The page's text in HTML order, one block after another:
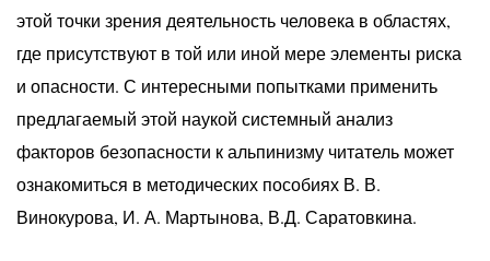
этой точки зрения деятельность человека в областях,
где присутствуют в той или иной мере элементы риска
и опасности. С интересными попытками применить
предлагаемый этой наукой системный анализ
факторов безопасности к альпинизму читатель может
ознакомиться в методических пособиях В. В.
Винокурова, И. А. Мартынова, В.Д. Саратовкина.